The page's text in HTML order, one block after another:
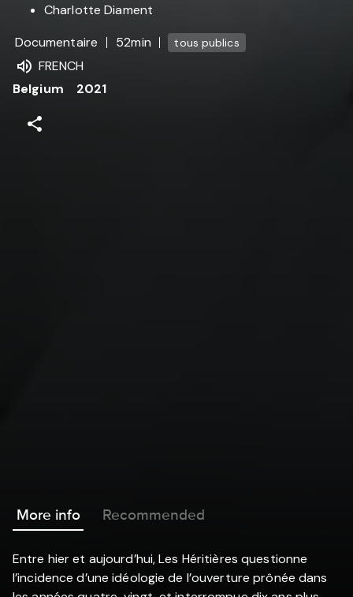
Charlotte Diament
Documentaire
52min tous publics
FRENCH
Belgium
2021
More info Recommended
Entre hier et aujourd’hui, Les Héritières questionne
l’incidence d’une idéologie de l’ouverture prônée dans